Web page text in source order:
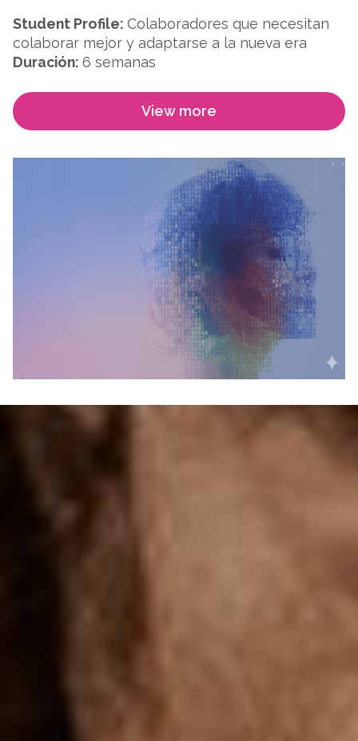
Student Profile: Colaboradores que necesitan
colaborar mejor y adaptarse a la nueva era
Duración: 6 semanas
View more